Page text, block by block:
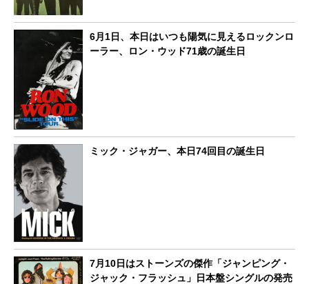
6月1日、本日はいつも陽気に見えるロックンロ
ーラー、ロン・ウッド71歳の誕生日
ミック・ジャガー、本日74回目の誕生日
7月10日はストーンズの傑作「ジャンピング・
ジャック・フラッシュ」日本盤シングルの発売